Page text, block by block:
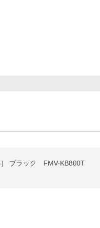
ブラック FMV-KB800T